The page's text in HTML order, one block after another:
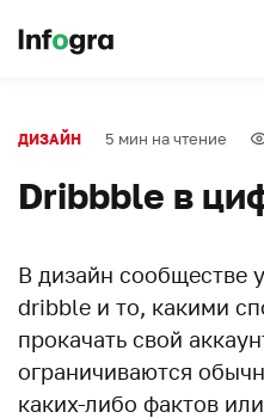
ДИЗАЙН 5 мин на чтение
Dribbble в
В дизайн сообществе
dribble и то, какими
прокачать свой
ограничиваются
каких-либо фактов